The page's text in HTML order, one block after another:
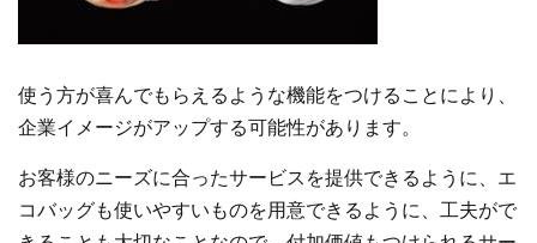
使う方が喜んでもらえるような機能をつけることにより、
企業イメージがアップする可能性があります。
お客様のニーズに合ったサービスを提供できるように、エ
コバッグも使いやすいものを用意できるように、工夫がで